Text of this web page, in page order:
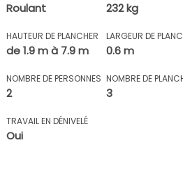
Roulant 232 kg
HAUTEUR DE PLANCHER
de 1.9 m à 7.9 m
LARGEUR DE
0.6 m
NOMBRE DE PERSONNES
2
NOMBRE DE
3
TRAVAIL EN DÉNIVELÉ
Oui